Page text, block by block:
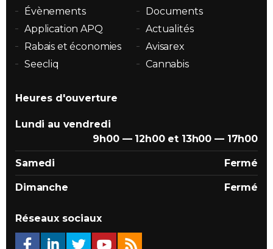
Évènements
Documents
Application APQ
Actualités
Rabais et économies
Avisarex
Seecliq
Cannabis
Heures d'ouverture
Lundi au vendredi
9h00 — 12h00 et 13h00 — 17h00
Samedi Fermé
Dimanche Fermé
Réseaux sociaux